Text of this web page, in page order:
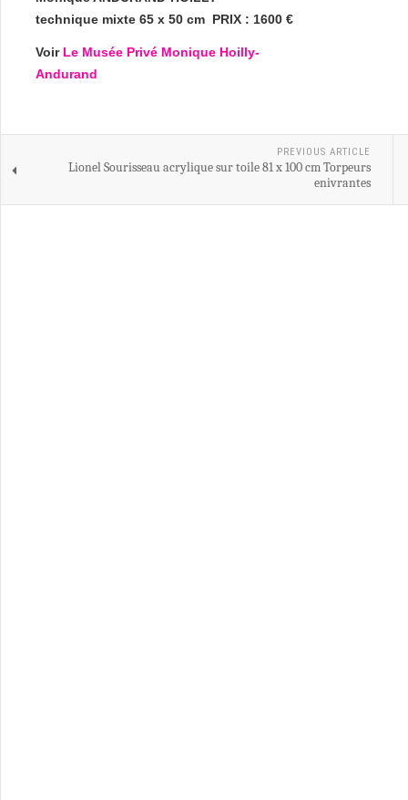
technique mixte 65 x 50 cm PRIX : 1600 €
Voir Le Musée Privé Monique Hoilly-
Andurand
PREVIOUS ARTICLE
Lionel Sourisseau acrylique sur toile 81 x 100 cm Torpeurs
enivrantes